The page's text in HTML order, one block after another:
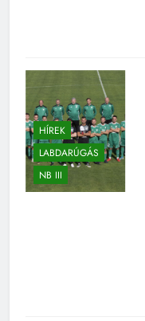
HÍREK
LABDARÚGÁS
NB III